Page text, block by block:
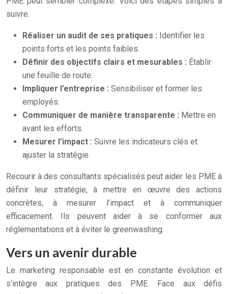
suivre.
Réaliser un audit de ses pratiques : Identifier les
points forts et les points faibles.
Définir des objectifs clairs et mesurables : Établir
une feuille de route.
Impliquer l’entreprise : Sensibiliser et former les
employés.
Communiquer de manière transparente : Mettre en
avant les efforts.
Mesurer l’impact : Suivre les indicateurs clés et
ajuster la stratégie.
Recourir à des consultants spécialisés peut aider les PME à
définir leur stratégie, à mettre en œuvre des actions
concrètes, à mesurer l’impact et à communiquer
efficacement. Ils peuvent aider à se conformer aux
réglementations et à éviter le greenwashing.
Vers un avenir durable
Le marketing responsable est en constante évolution et
s’intègre aux pratiques des PME. Face aux défis